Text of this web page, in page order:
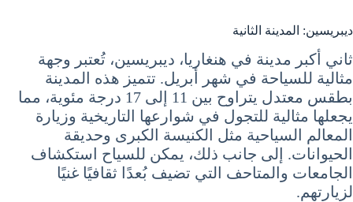
ديبريسين: المدينة الثانية
ثاني أكبر مدينة في هنغاريا، ديبريسين، تُعتبر وجهة
مثالية للسياحة في شهر أبريل. تتميز هذه المدينة
بطقس معتدل يتراوح بين 11 إلى 17 درجة مئوية، مما
يجعلها مثالية للتجول في شوارعها التاريخية وزيارة
المعالم السياحية مثل الكنيسة الكبرى وحديقة
الحيوانات. إلى جانب ذلك، يمكن للسياح استكشاف
الجامعات والمتاحف التي تضيف بُعدًا ثقافيًا غنيًا
لزيارتهم.